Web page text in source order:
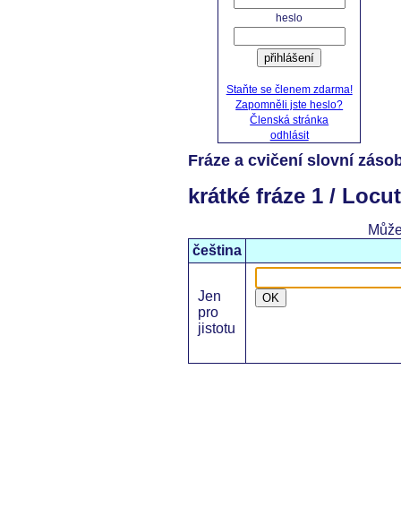
heslo
přihlášení
Staňte se členem zdarma!
Zapomněli jste heslo?
Členská stránka
odhlásit
Fráze a cvičení slovní
krátké fráze 1 /
čeština
Jen
pro
jistotu
OK